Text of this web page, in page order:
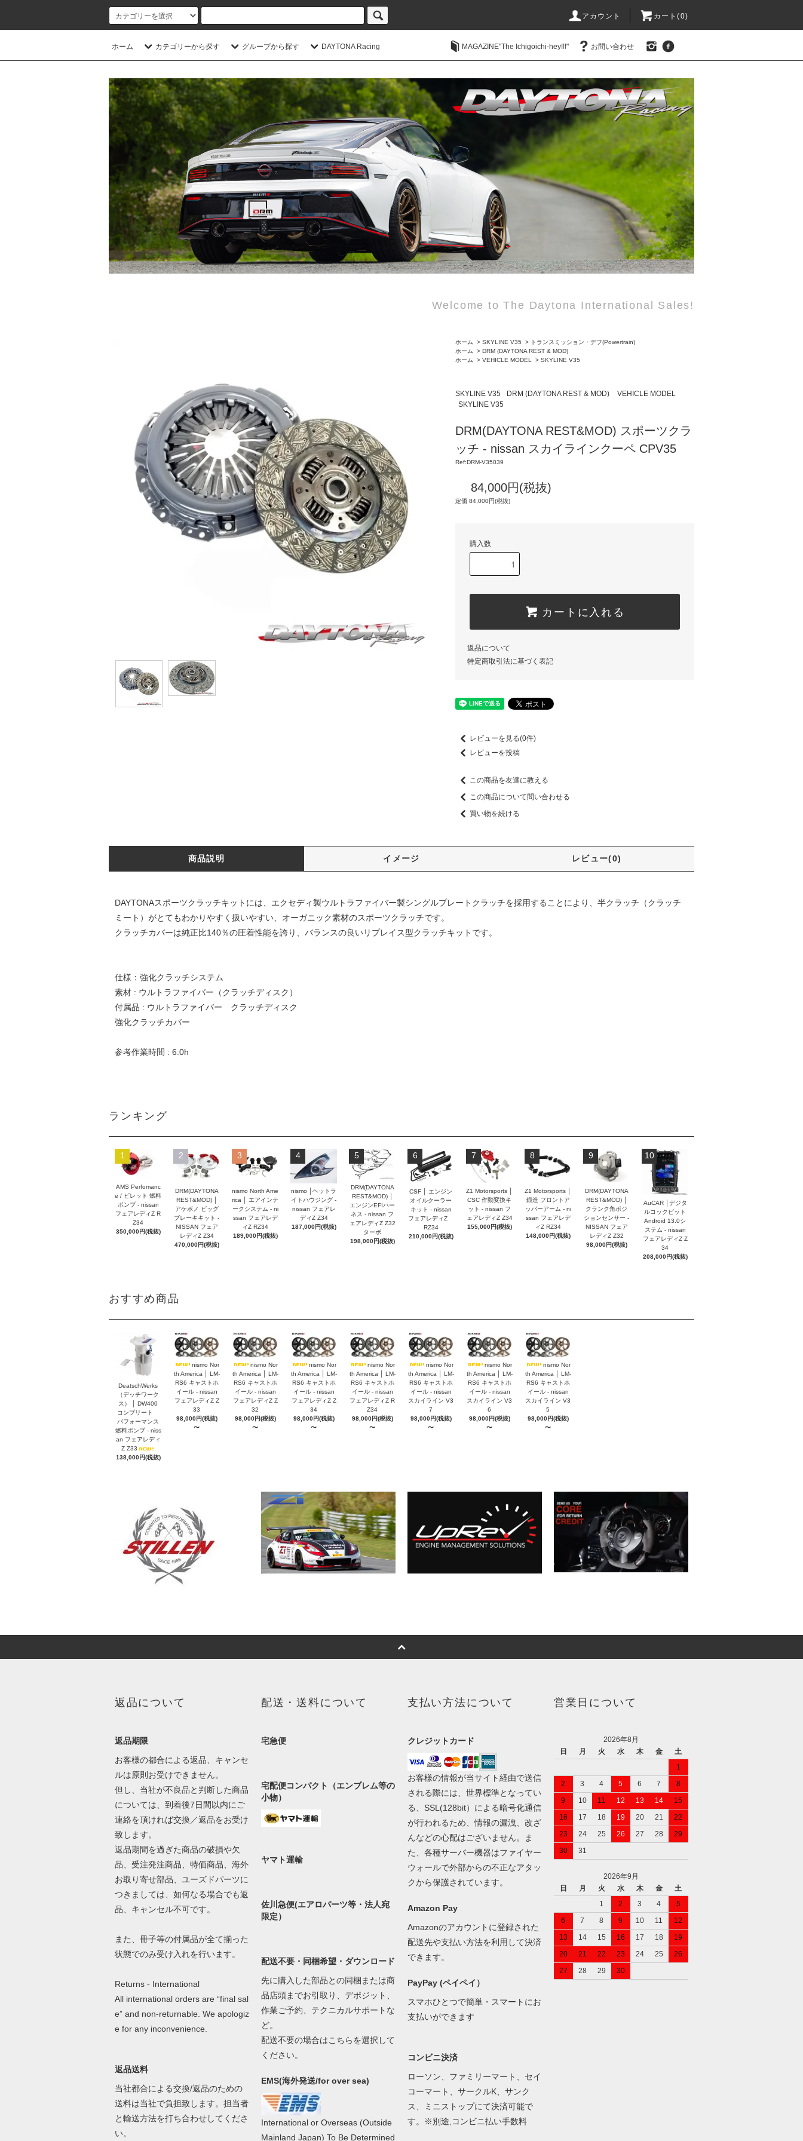
アカウント カート(0)
ホーム カテゴリーから探す グループから探す DAYTONA Racing MAGAZINE"The Ichigoichi-hey!!!" お問い合わせ
Welcome to The Daytona International Sales!
ホーム > SKYLINE V35 > トランスミッション・デフ(Powertrain)
ホーム
> DRM (DAYTONA REST & MOD)
ホーム
> VEHICLE MODEL > SKYLINE V35
SKYLINE V35 DRM (DAYTONA REST & MOD)
VEHICLE MODEL
SKYLINE V35
DRM(DAYTONA REST&MOD) スポーツクラ
ッチ - nissan スカイラインクーペ CPV35
Ref:DRM-V35039
84,000円(税抜)
定価 84,000円(税抜)
購入数
カートに入れる
返品について
特定商取引法に基づく表記
レビューを見る(0件)
レビューを投稿
この商品を友達に教える
この商品について問い合わせる
買い物を続ける
商品説明 イメージ レビュー(0)
DAYTONAスポーツクラッチキットには、エクセディ製ウルトラファイバー製シングルプレートクラッチを採用することにより、半クラッチ（クラッチ
ミート）がとてもわかりやすく扱いやすい、オーガニック素材のスポーツクラッチです。
クラッチカバーは純正比140％の圧着性能を誇り、バランスの良いリプレイス型クラッチキットです。
仕様：強化クラッチシステム
素材 : ウルトラファイバー（クラッチディスク）
付属品 : ウルトラファイバー クラッチディスク
強化クラッチカバー
参考作業時間 : 6.0h
ランキング
1
AMS Perfomanc
e / ビレット 燃料
ポンプ - nissan
フェアレディZ R
Z34
350,000円(税抜)
2
DRM(DAYTONA
REST&MOD) │
アケボノ ビッグ
ブレーキキット -
NISSAN フェア
レディZ Z34
470,000円(税抜)
3
nismo North Ame
rica │ エアインテ
ークシステム - ni
ssan フェアレデ
ィZ RZ34
189,000円(税抜)
4
nismo │ヘットラ
イトハウジング -
nissan フェアレ
ディZ Z34
187,000円(税抜)
5
DRM(DAYTONA
REST&MOD) │
エンジンEFIハー
ネス - nissan フ
ェアレディZ Z32
ターボ
198,000円(税抜)
6
CSF │ エンジン
オイルクーラー
キット - nissan
フェアレディZ
RZ34
210,000円(税抜)
7
Z1 Motorsports │
CSC 作動変換キ
ット - nissan フ
ェアレディZ Z34
155,000円(税抜)
8
Z1 Motorsports │
鍛造 フロントア
ッパーアーム - ni
ssan フェアレデ
ィZ RZ34
148,000円(税抜)
9
DRM(DAYTONA
REST&MOD) │
クランク角ポジ
ションセンサー -
NISSAN フェア
レディZ Z32
98,000円(税抜)
10
AuCAR │デジタ
ルコックピット
Android 13.0シ
ステム - nissan
フェアレディZ Z
34
208,000円(税抜)
おすすめ商品
DeatschWerks
（デッチワーク
ス） │ DW400
コンプリート
パフォーマンス
燃料ポンプ - niss
an フェアレディ
Z Z33
138,000円(税抜)
nismo Nor
th America │ LM-
RS6 キャストホ
イール - nissan
フェアレディZ Z
33
98,000円(税抜)
〜
nismo Nor
th America │ LM-
RS6 キャストホ
イール - nissan
フェアレディZ Z
32
98,000円(税抜)
〜
nismo Nor
th America │ LM-
RS6 キャストホ
イール - nissan
フェアレディZ Z
34
98,000円(税抜)
〜
nismo Nor
th America │ LM-
RS6 キャストホ
イール - nissan
フェアレディZ R
Z34
98,000円(税抜)
〜
nismo Nor
th America │ LM-
RS6 キャストホ
イール - nissan
スカイライン V3
7
98,000円(税抜)
〜
nismo Nor
th America │ LM-
RS6 キャストホ
イール - nissan
スカイライン V3
6
98,000円(税抜)
〜
nismo Nor
th America │ LM-
RS6 キャストホ
イール - nissan
スカイライン V3
5
98,000円(税抜)
〜
返品について
返品期限
お客様の都合による返品、キャンセ
ルは原則お受けできません。
但し、当社が不良品と判断した商品
については、到着後7日間以内にご
連絡を頂ければ交換／返品をお受け
致します。
返品期間を過ぎた商品の破損や欠
品、受注発注商品、特価商品、海外
お取り寄せ部品、ユーズドパーツに
つきましては、如何なる場合でも返
品、キャンセル不可です。
また、冊子等の付属品が全て揃った
状態でのみ受け入れを行います。
Returns - International
All international orders are “final sal
e” and non-returnable. We apologiz
e for any inconvenience.
返品送料
当社都合による交換/返品のための
送料は当社で負担致します。担当者
と輸送方法を打ち合わせしてくださ
い。
配送・送料について
宅急便
宅配便コンパクト（エンブレム等の
小物）
ヤマト運輸
佐川急便(エアロパーツ等・法人宛
限定）
配送不要・同梱希望・ダウンロード
先に購入した部品との同梱または商
品店頭までお引取り、デポジット、
作業ご予約、テクニカルサポートな
ど。
配送不要の場合はこちらを選択して
ください。
EMS(海外発送/for over sea)
International or Overseas (Outside
Mainland Japan) To Be Determined
支払い方法について
クレジットカード
お客様の情報が当サイト経由で送信
される際には、世界標準となってい
る、SSL(128bit）による暗号化通信
が行われるため、情報の漏洩、改ざ
んなどの心配はございません。ま
た、各種サーバー機器はファイヤー
ウォールで外部からの不正なアタッ
クから保護されています。
Amazon Pay
Amazonのアカウントに登録された
配送先や支払い方法を利用して決済
できます。
PayPay (ペイペイ）
スマホひとつで簡単・スマートにお
支払いができます
コンビニ決済
ローソン、ファミリーマート、セイ
コーマート、サークルK、サンク
ス、ミニストップにて決済可能で
す。※別途,コンビニ払い手数料
営業日について
2026年8月
日
月 火 水 木 金
土
1
2
3 4 5 6 7
8
9
10 11 12 13 14
15
16
17 18 19 20 21
22
23
24 25 26 27 28
29
30
31
2026年9月
日
月 火 水 木 金
土
1
2 3 4
5
6
7 8 9 10 11
12
13
14 15 16 17 18
19
20
21 22 23 24 25
26
27
28 29 30